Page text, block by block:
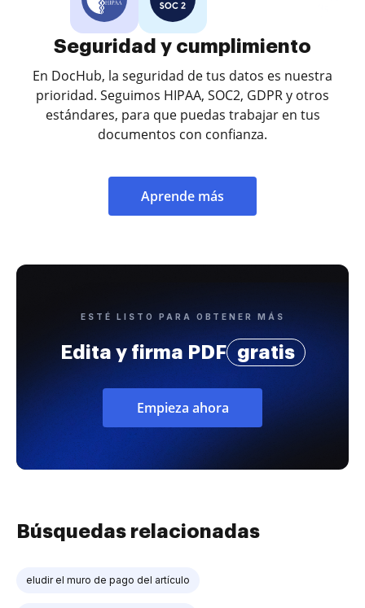
Seguridad y cumplimiento
En DocHub, la seguridad de tus datos es nuestra
prioridad. Seguimos HIPAA, SOC2, GDPR y otros
estándares, para que puedas trabajar en tus
documentos con confianza.
Aprende más
ESTÉ LISTO PARA OBTENER MÁS
Edita y firma PDF gratis
Empieza ahora
Búsquedas relacionadas
eludir el muro de pago del artículo